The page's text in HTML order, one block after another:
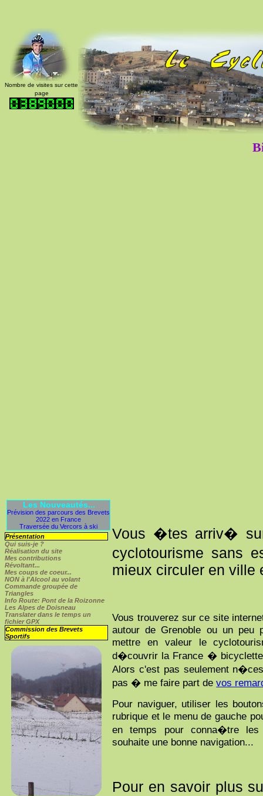
Nombre de visites sur cette
page
Les Nouveautés...
Prévision des parcours des Brevets
2022 en France
Traversée du Vercors à ski
Présentation
Qui suis-je ?
Réalisation du site
Mes contributions
Révoltant...
Mes coups de coeur...
NON à l'Alcool au volant
Commande groupée de
Triangles
Info Route: Pont de la Roizonne
Les Alpes de Doisneau
Translater dans le temps un
fichier GPX
Commission des Brevets
Sportifs
Vous �tes arriv�
cyclotourisme sans
mieux circuler en ville
Vous trouverez sur ce site
autour de Grenoble ou un peu
mettre en valeur le
d�couvrir la France �
Alors c'est pas seulement
pas � me faire part devos
Pour naviguer, utiliser les
rubrique et le menu de gauche
en temps pour conna�tre
souhaite une bonne navigation...
Pour en savoir plus